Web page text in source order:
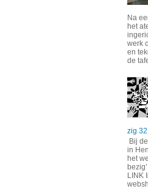
Na
het
werk
en
de
zig
Bij
in
het
LINK